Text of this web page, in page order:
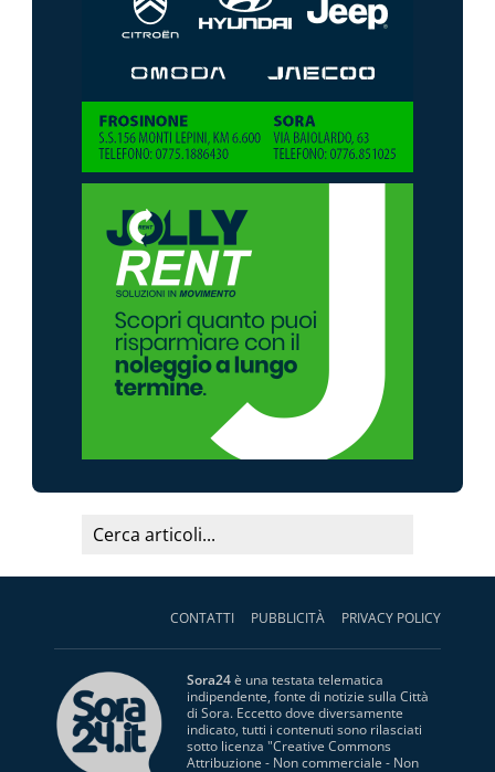
CONTATTI PUBBLICITÀ PRIVACY POLICY
Sora24è una testata telematica
indipendente, fonte di notizie sulla Città
di Sora. Eccetto dove diversamente
indicato, tutti i contenuti sono rilasciati
sotto licenza "Creative Commons
Attribuzione - Non commerciale - Non